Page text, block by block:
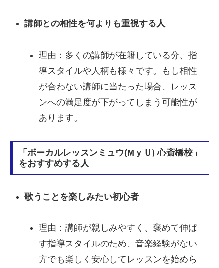
講師との相性を何よりも重視する人
理由：多くの講師が在籍している分、指
導スタイルや人柄も様々です。もし相性
が合わない講師に当たった場合、レッス
ンへの満足度が下がってしまう可能性が
あります。
「ボーカルレッスンミュウ(MｙＵ) 心斎橋校」
をおすすめする人
歌うことを楽しみたい初心者
理由：講師が親しみやすく、褒めて伸ば
す指導スタイルのため、音楽経験がない
方でも楽しく安心してレッスンを始めら